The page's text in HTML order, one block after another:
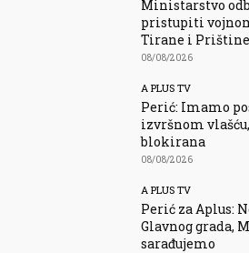
Ministarstvo
pristupiti
Tirane i Prištine
08/08/2026
A PLUS TV
Perić: Imamo
izvršnom
blokirana
08/08/2026
A PLUS TV
Perić za Aplus:
Glavnog grada,
sarađujemo